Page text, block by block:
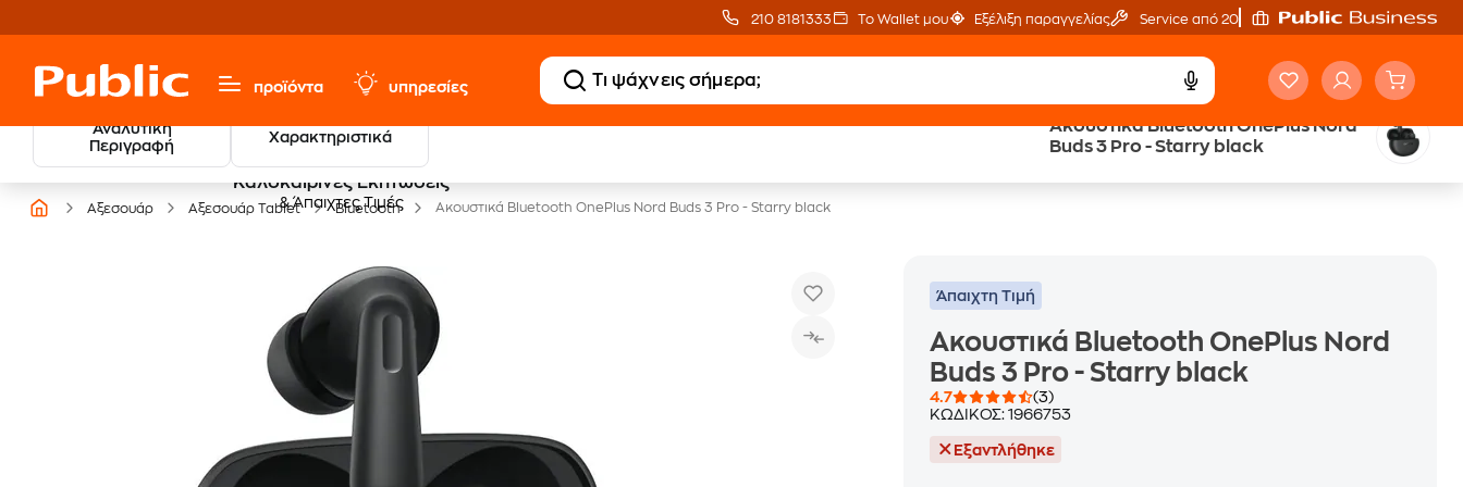
210 8181333 Το Wallet μου Εξέλιξη παραγγελίας Service από 20'
προϊόντα υπηρεσίες
Αναλυτική
Περιγραφή
Χαρακτηριστικά
Ακουστικά Bluetooth OnePlus Nord
Buds 3 Pro - Starry black
Καλοκαιρινές Εκπτώσεις
& Άπαιχτες Τιμές
Trade & Save
Αξεσουάρ Αξεσουάρ Tablet Bluetooth Ακουστικά Bluetooth OnePlus Nord Buds 3 Pro - Starry black
Άπαιχτη Τιμή
Ακουστικά Bluetooth OnePlus Nord
Buds 3 Pro - Starry black
4.7
(3)
ΚΩΔΙΚΟΣ:1966753
Εξαντλήθηκε